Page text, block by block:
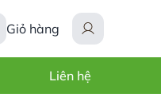
Giỏ hàng
Liên hệ